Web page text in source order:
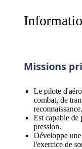
Missions
Le pilote
combat, de
Est capable de
pression.
Développe
l'exercice de